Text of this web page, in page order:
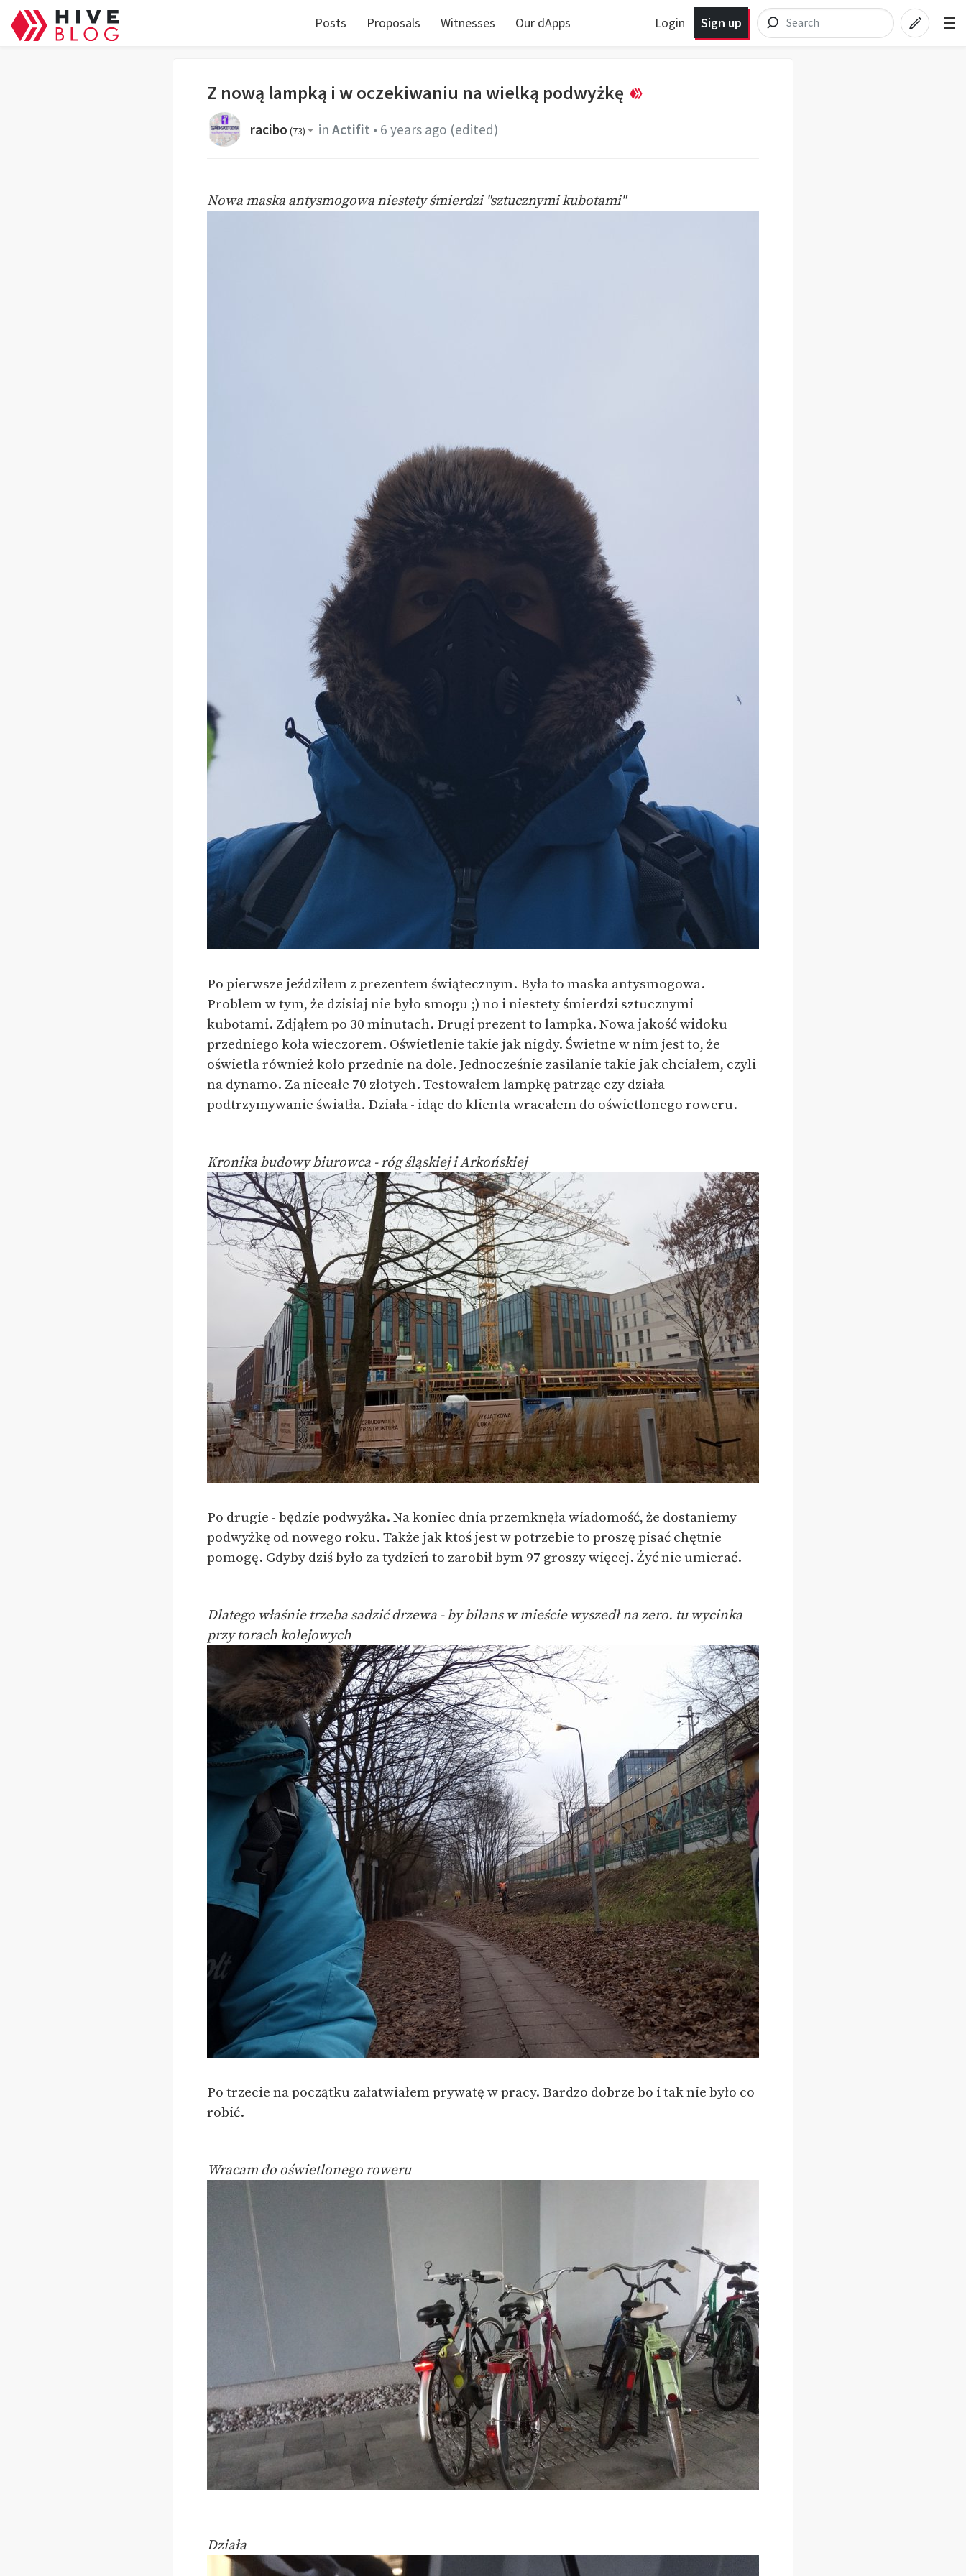
Posts Proposals Witnesses Our dApps Login Sign up
Z nową lampką i w oczekiwaniu na wielką podwyżkę
racibo (73) in Actifit • 6 years ago (edited)
Nowa maska antysmogowa niestety śmierdzi "sztucznymi kubotami"
Po pierwsze jeździłem z prezentem świątecznym. Była to maska antysmogowa.
Problem w tym, że dzisiaj nie było smogu ;) no i niestety śmierdzi sztucznymi
kubotami. Zdjąłem po 30 minutach. Drugi prezent to lampka. Nowa jakość widoku
przedniego koła wieczorem. Oświetlenie takie jak nigdy. Świetne w nim jest to, że
oświetla również koło przednie na dole. Jednocześnie zasilanie takie jak chciałem, czyli
na dynamo. Za niecałe 70 złotych. Testowałem lampkę patrząc czy działa
podtrzymywanie światła. Działa - idąc do klienta wracałem do oświetlonego roweru.
Kronika budowy biurowca - róg śląskiej i Arkońskiej
Po drugie - będzie podwyżka. Na koniec dnia przemknęła wiadomość, że dostaniemy
podwyżkę od nowego roku. Także jak ktoś jest w potrzebie to proszę pisać chętnie
pomogę. Gdyby dziś było za tydzień to zarobił bym 97 groszy więcej. Żyć nie umierać.
Dlatego właśnie trzeba sadzić drzewa - by bilans w mieście wyszedł na zero. tu wycinka
przy torach kolejowych
Po trzecie na początku załatwiałem prywatę w pracy. Bardzo dobrze bo i tak nie było co
robić.
Wracam do oświetlonego roweru
Działa